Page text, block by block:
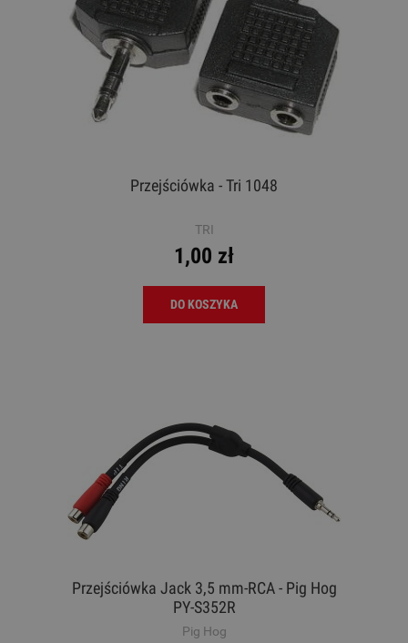
Przejściówka - Tri 1048
TRI
1,00 zł
DO KOSZYKA
Przejściówka Jack 3,5 mm-RCA - Pig Hog
PY-S352R
Pig Hog